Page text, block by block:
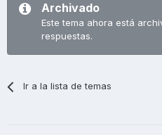
Archivado
Este tema ahora está
respuestas.
Ir a la lista de temas